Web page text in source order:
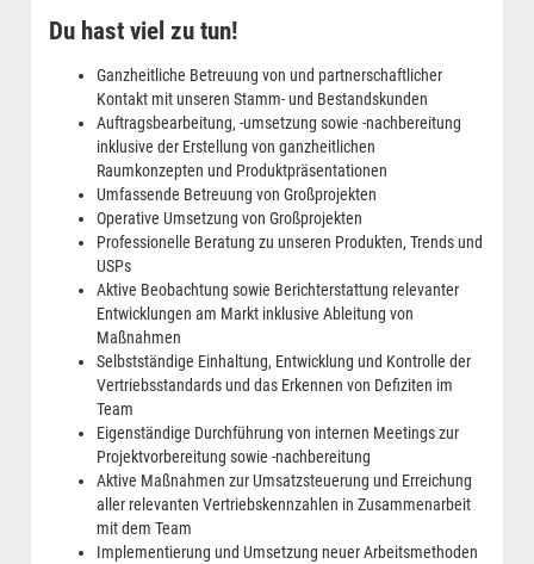
Du hast viel zu tun!
Ganzheitliche Betreuung von und partnerschaftlicher
Kontakt mit unseren Stamm- und Bestandskunden
Auftragsbearbeitung, -umsetzung sowie -nachbereitung
inklusive der Erstellung von ganzheitlichen
Raumkonzepten und Produktpräsentationen
Umfassende Betreuung von Großprojekten
Operative Umsetzung von Großprojekten
Professionelle Beratung zu unseren Produkten, Trends und
USPs
Aktive Beobachtung sowie Berichterstattung relevanter
Entwicklungen am Markt inklusive Ableitung von
Maßnahmen
Selbstständige Einhaltung, Entwicklung und Kontrolle der
Vertriebsstandards und das Erkennen von Defiziten im
Team
Eigenständige Durchführung von internen Meetings zur
Projektvorbereitung sowie -nachbereitung
Aktive Maßnahmen zur Umsatzsteuerung und Erreichung
aller relevanten Vertriebskennzahlen in Zusammenarbeit
mit dem Team
Implementierung und Umsetzung neuer Arbeitsmethoden